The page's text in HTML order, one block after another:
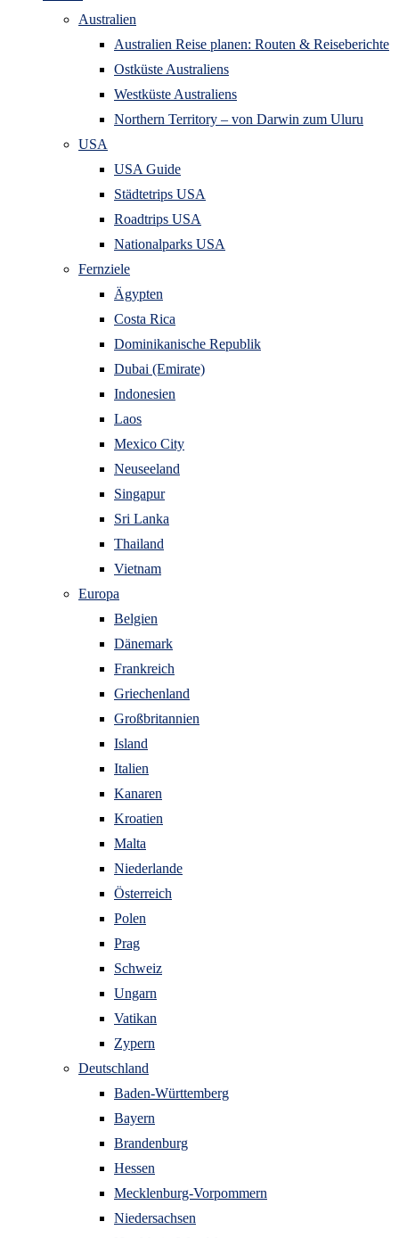
Australien
Australien Reise planen: Routen & Reiseberichte
Ostküste Australiens
Westküste Australiens
Northern Territory – von Darwin zum Uluru
USA
USA Guide
Städtetrips USA
Roadtrips USA
Nationalparks USA
Fernziele
Ägypten
Costa Rica
Dominikanische Republik
Dubai (Emirate)
Indonesien
Laos
Mexico City
Neuseeland
Singapur
Sri Lanka
Thailand
Vietnam
Europa
Belgien
Dänemark
Frankreich
Griechenland
Großbritannien
Island
Italien
Kanaren
Kroatien
Malta
Niederlande
Österreich
Polen
Prag
Schweiz
Ungarn
Vatikan
Zypern
Deutschland
Baden-Württemberg
Bayern
Brandenburg
Hessen
Mecklenburg-Vorpommern
Niedersachsen